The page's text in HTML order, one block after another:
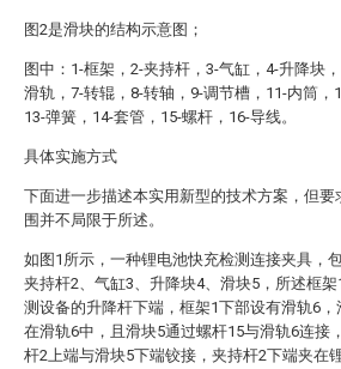
图2是滑块的结构示意图；
图中：1-框架，2-夹持杆，3-气缸，4-升降块
滑轨，7-转辊，8-转轴，9-调节槽，11-内筒，
13-弹簧，14-套管，15-螺杆，16-导线。
具体实施方式
下面进一步描述本实用新型的技术方案，但要
围并不局限于所述。
如图1所示，一种锂电池快充检测连接夹具，包
夹持杆2、气缸3、升降块4、滑块5，所述框
测设备的升降杆下端，框架1下部设有滑轨6，
在滑轨6中，且滑块5通过螺杆15与滑轨6连接
杆2上端与滑块5下端铰接，夹持杆2下端夹在